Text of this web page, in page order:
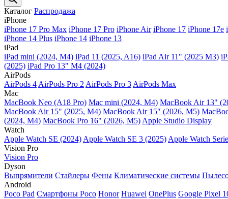
Каталог Распродажа
iPhone
iPhone 17 Pro Max iPhone 17 Pro iPhone Air iPhone 17 iPhone 17e
iPhone 14 Plus iPhone 14 iPhone 13
iPad
iPad mini (2024, M4) iPad 11 (2025, A16) iPad Air 11" (2025 M3)
(2025) iPad Pro 13" M4 (2024)
AirPods
AirPods 4 AirPods Pro 2 AirPods Pro 3 AirPods Max
Mac
MacBook Neo (A18 Pro) Mac mini (2024, M4) MacBook Air 13"
MacBook Air 15" (2025, M4) MacBook Air 15″ (2026, M5)
(2024, M4) MacBook Pro 16" (2026, M5) Apple Studio Display
Watch
Apple Watch SE (2024) Apple Watch SE 3 (2025) Apple Watch
Vision Pro
Vision Pro
Dyson
Выпрямители Стайлеры Фены Климатические системы
Android
Poco Pad Смартфоны Poco Honor Huawei OnePlus Google Pixel